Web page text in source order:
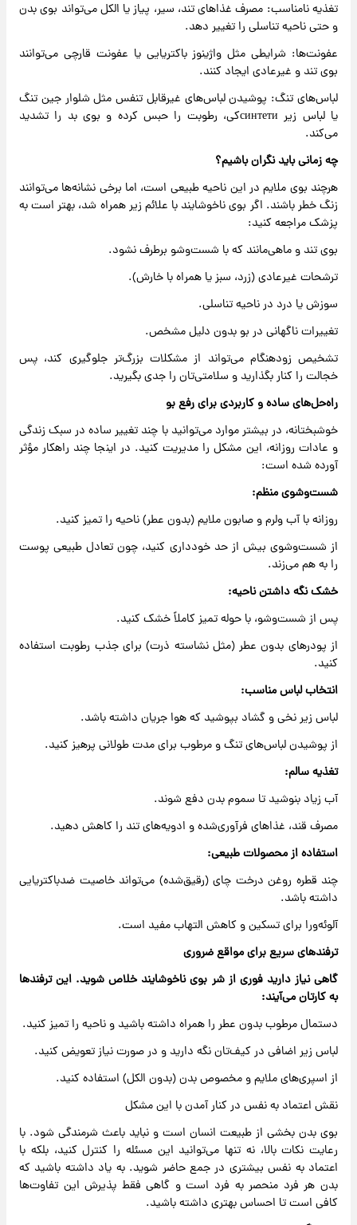
تغذیه نامناسب: مصرف غذاهای تند، سیر، پیاز یا الکل می‌تواند بوی بدن
و حتی ناحیه تناسلی را تغییر دهد.
عفونت‌ها: شرایطی مثل واژینوز باکتریایی یا عفونت قارچی می‌توانند
بوی تند و غیرعادی ایجاد کنند.
لباس‌های تنگ: پوشیدن لباس‌های غیرقابل تنفس مثل شلوار جین تنگ
یا لباس زیر синтетиکی، رطوبت را حبس کرده و بوی بد را تشدید
می‌کند.
چه زمانی باید نگران باشیم؟
هرچند بوی ملایم در این ناحیه طبیعی است، اما برخی نشانه‌ها می‌توانند
زنگ خطر باشند. اگر بوی ناخوشایند با علائم زیر همراه شد، بهتر است به
پزشک مراجعه کنید:
بوی تند و ماهی‌مانند که با شست‌وشو برطرف نشود.
ترشحات غیرعادی (زرد، سبز یا همراه با خارش).
سوزش یا درد در ناحیه تناسلی.
تغییرات ناگهانی در بو بدون دلیل مشخص.
تشخیص زودهنگام می‌تواند از مشکلات بزرگ‌تر جلوگیری کند، پس
خجالت را کنار بگذارید و سلامتی‌تان را جدی بگیرید.
راه‌حل‌های ساده و کاربردی برای رفع بو
خوشبختانه، در بیشتر موارد می‌توانید با چند تغییر ساده در سبک زندگی
و عادات روزانه، این مشکل را مدیریت کنید. در اینجا چند راهکار مؤثر
آورده شده است:
شست‌وشوی منظم:
روزانه با آب ولرم و صابون ملایم (بدون عطر) ناحیه را تمیز کنید.
از شست‌وشوی بیش از حد خودداری کنید، چون تعادل طبیعی پوست
را به هم می‌زند.
خشک نگه داشتن ناحیه:
پس از شست‌وشو، با حوله تمیز کاملاً خشک کنید.
از پودرهای بدون عطر (مثل نشاسته ذرت) برای جذب رطوبت استفاده
کنید.
انتخاب لباس مناسب:
لباس زیر نخی و گشاد بپوشید که هوا جریان داشته باشد.
از پوشیدن لباس‌های تنگ و مرطوب برای مدت طولانی پرهیز کنید.
تغذیه سالم:
آب زیاد بنوشید تا سموم بدن دفع شوند.
مصرف قند، غذاهای فرآوری‌شده و ادویه‌های تند را کاهش دهید.
استفاده از محصولات طبیعی:
چند قطره روغن درخت چای (رقیق‌شده) می‌تواند خاصیت ضدباکتریایی
داشته باشد.
آلوئه‌ورا برای تسکین و کاهش التهاب مفید است.
ترفندهای سریع برای مواقع ضروری
گاهی نیاز دارید فوری از شر بوی ناخوشایند خلاص شوید. این ترفندها
به کارتان می‌آیند:
دستمال مرطوب بدون عطر را همراه داشته باشید و ناحیه را تمیز کنید.
لباس زیر اضافی در کیف‌تان نگه دارید و در صورت نیاز تعویض کنید.
از اسپری‌های ملایم و مخصوص بدن (بدون الکل) استفاده کنید.
نقش اعتماد به نفس در کنار آمدن با این مشکل
بوی بدن بخشی از طبیعت انسان است و نباید باعث شرمندگی شود. با
رعایت نکات بالا، نه تنها می‌توانید این مسئله را کنترل کنید، بلکه با
اعتماد به نفس بیشتری در جمع حاضر شوید. به یاد داشته باشید که
بدن هر فرد منحصر به فرد است و گاهی فقط پذیرش این تفاوت‌ها
کافی است تا احساس بهتری داشته باشید.